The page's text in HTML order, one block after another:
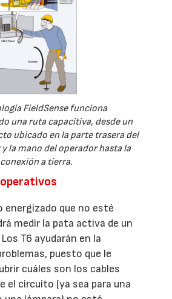
FieldSense funciona
una ruta capacitiva, desde un
ubicado en la parte trasera del
la mano del operador hasta la
conexión a tierra.
energizado que no esté
medir la pata activa de un
T6 ayudarán en la
puesto que le
cuáles son los cables
el circuito (ya sea para una